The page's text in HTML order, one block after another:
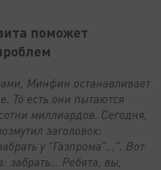
поможет
Минфин останавливает
То есть они пытаются
миллиардов. Сегодня,
заголовок:
у "Газпрома"…". Вот
забрать… Ребята, вы,